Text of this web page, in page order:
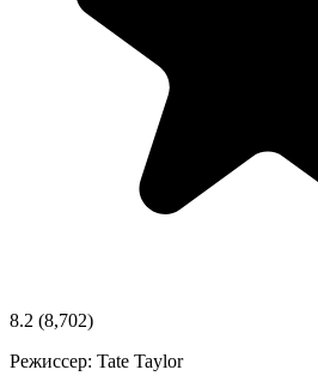
8.2 (8,702)
Режиссер: Tate Taylor